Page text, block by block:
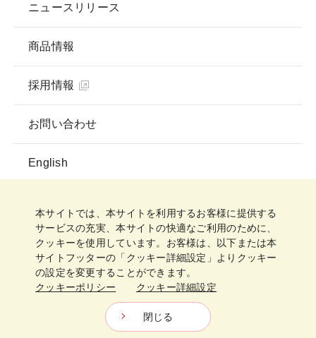
ニュースリリース
商品情報
採用情報
お問い合わせ
English
ご利用規約
クッキーポリシー
クッキー詳細設定
サイトマップ
日清製粉グループ
Copyright © Nisshin Seifun Group Inc. All Rights Reserved.
本サイトでは、本サイトを利用するお客様に提供する
サービスの充実、本サイトの快適なご利用のために、
クッキーを使用しています。お客様は、以下または本
サイトフッターの「クッキー詳細設定」よりクッキー
の設定を変更することができます。
クッキーポリシー
クッキー詳細設定
閉じる